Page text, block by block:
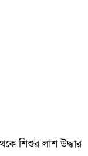
শিশুর লাশ উদ্ধার